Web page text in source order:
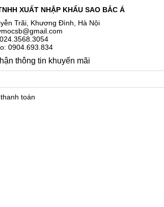
XUẤT NHẬP KHẨU SAO BẮC Á
Trãi, Khương Đình, Hà Nội
0904.693.834
thông tin khuyến mãi
toán